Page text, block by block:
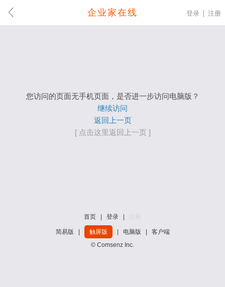
企业家在线 登录 注册
您访问的页面无手机页面，是否进一步访问电脑版？
继续访问
返回上一页
[ 点击这里返回上一页 ]
首页 登录
简易版 触屏版 电脑版
客户端
© Comsenz Inc.